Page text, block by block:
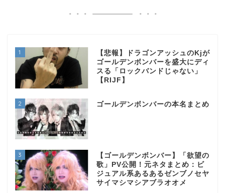
1
【悲報】ドラゴンアッシュのKjが
ゴールデンボンバーを盛大にディ
スる「ロックバンドじゃない」
【RIJF】
2 ゴールデンボンバーの本名まとめ
3
【ゴールデンボンバー】「欲望の
歌」PV公開！元ネタまとめ：ビ
ジュアル系あるあるゼンブノセヤ
サイマシマシアブラオオメ